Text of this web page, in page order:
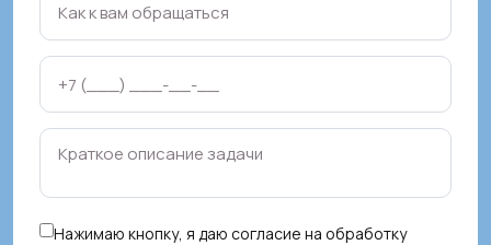
Нажимаю кнопку, я даю согласие на обработку